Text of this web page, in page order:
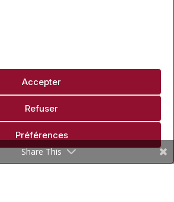
Accepter
Refuser
Préférences
ensemble
Share This